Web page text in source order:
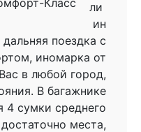
ли
ин
поездка с
иномарка от
в любой город,
В багажнике
4 сумки среднего
места,